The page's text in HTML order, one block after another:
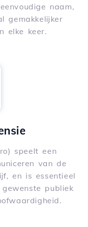
naam,
gemakkelijker
elke keer.
speelt een
van de
en is essentieel
publiek